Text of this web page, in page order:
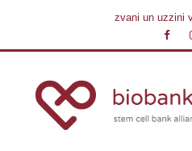
zvani un uzzini